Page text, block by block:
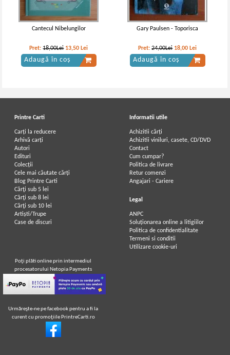
Jules Verne - Doi ani de vacanta Jules Verne - Doi ani de vacanta
Jules Verne - Doi ani de vacanta
Cantecul Nibelungilor
Pret:18,00Lei 13,50 Lei
Adaugă în coș
Gary Paulsen - Toporisca
Pret:24,00Lei 18,00 Lei
Adaugă în coș
Printre Carti
Carți la reducere
Arhivă carți
Autori
Edituri
Colecții
Cele mai căutate cărți
Blog Printre Carti
Cărţi sub 5 lei
Cărţi sub 8 lei
Cărţi sub 10 lei
Artiști/Trupe
Case de discuri
Informatii utile
Achizitii cărți
Achizitii viniluri, casete, CD/DVD
Contact
Cum cumpar?
Politica de livrare
Retur comenzi
Angajari - Cariere
Legal
ANPC
Soluționarea online a litigiilor
Politica de confidentialitate
Termeni si conditii
Utilizare cookie-uri
Poţi plăti online prin intermediul
procesatorului Netopia Payments
Urmăreşte-ne pe facebook pentru a fi la
curent cu promoţiile PrintreCarti.ro